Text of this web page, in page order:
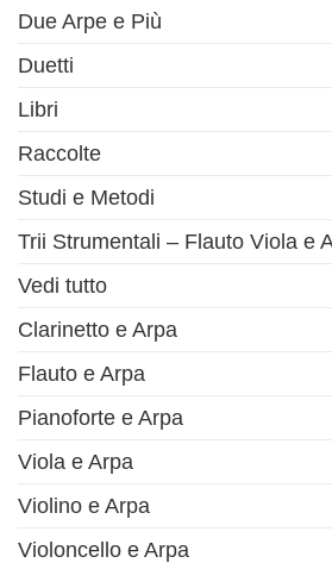
Due Arpe e Più
Duetti
Libri
Raccolte
Studi e Metodi
Trii Strumentali – Flauto Viola e
Vedi tutto
Clarinetto e Arpa
Flauto e Arpa
Pianoforte e Arpa
Viola e Arpa
Violino e Arpa
Violoncello e Arpa